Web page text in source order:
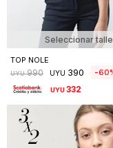
Seleccionar talle
TOP NOLE
UYU 990 UYU 390 60
UYU332